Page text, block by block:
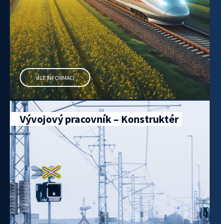
VÍCE INFORMACÍ
Vývojový pracovník – Konstruktér